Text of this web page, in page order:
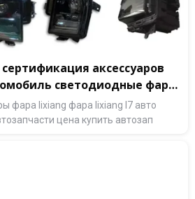
аксессуаров
светодиодные фары
автомобиля
фара lixiang фара lixiang l7 авто
цена купить автозап